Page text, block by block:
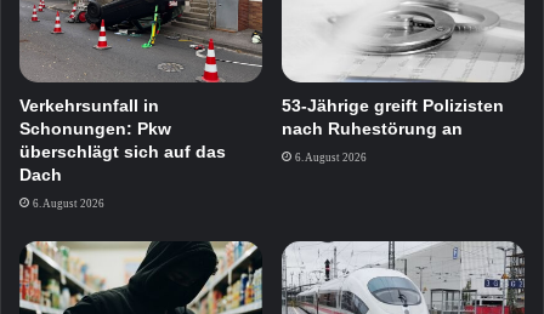
Verkehrsunfall in
Schonungen: Pkw
überschlägt sich auf das
Dach
6. August 2026
53-Jährige greift Polizisten
nach Ruhestörung an
6. August 2026